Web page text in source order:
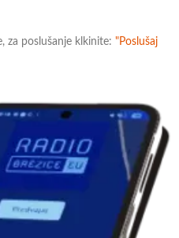
za poslušanje klkinite: "Poslušaj